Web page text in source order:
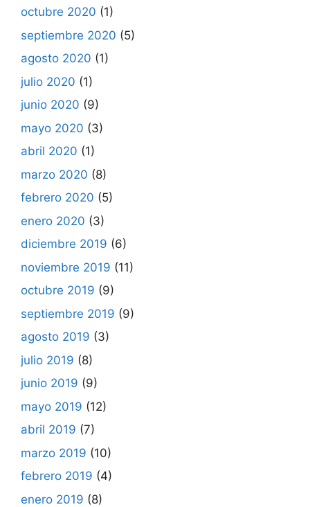
octubre 2020 (1)
septiembre 2020 (5)
agosto 2020 (1)
julio 2020 (1)
junio 2020 (9)
mayo 2020 (3)
abril 2020 (1)
marzo 2020 (8)
febrero 2020 (5)
enero 2020 (3)
diciembre 2019 (6)
noviembre 2019 (11)
octubre 2019 (9)
septiembre 2019 (9)
agosto 2019 (3)
julio 2019 (8)
junio 2019 (9)
mayo 2019 (12)
abril 2019 (7)
marzo 2019 (10)
febrero 2019 (4)
enero 2019 (8)